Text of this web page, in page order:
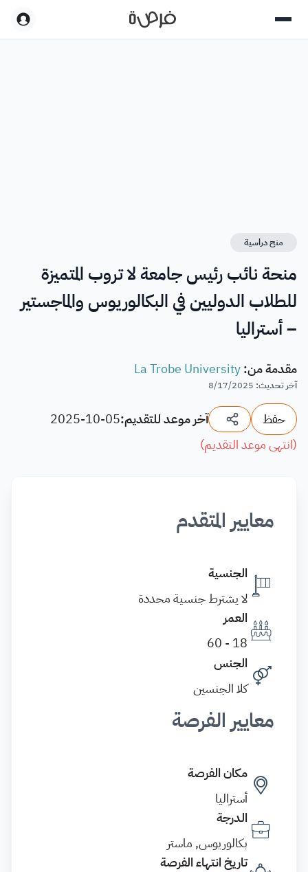
منح دراسية
منحة نائب رئيس جامعة لا تروب المتميزة
للطلاب الدوليين في البكالوريوس والماجستير
– أستراليا
مقدمة من:
La Trobe University
آخر تحديث:
8/17/2025
حفظ آخر موعد للتقديم:2025-10-05
(انتهى موعد التقديم)
معايير المتقدم
الجنسية
لا يشترط جنسية محددة
العمر
18 - 60
الجنس
كلا الجنسين
معايير الفرصة
مكان الفرصة
أستراليا
الدرجة
بكالوريوس, ماستر
تاريخ انتهاء الفرصة